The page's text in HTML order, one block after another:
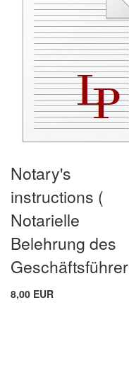
Notary's
instructions (
Notarielle
Belehrung des
Geschäftsführer
8,00 EUR